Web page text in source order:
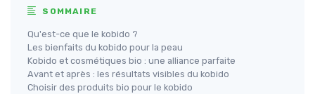
SOMMAIRE
Qu'est-ce que le kobido ?
Les bienfaits du kobido pour la peau
Kobido et cosmétiques bio : une alliance parfaite
Avant et après : les résultats visibles du kobido
Choisir des produits bio pour le kobido